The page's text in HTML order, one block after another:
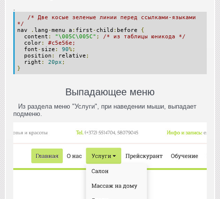
/* Две косые зеленые линии перед ссылками-языками
*/
nav
. lang -menu a : first - child : before {
content : "\005C\005C" ;
/* из таблицы юникода */
color:
#c5e56e;
font - size : 90%;
position : relative ;
right : 20px ;
}
Выпадающее меню
Из раздела меню "Услуги", при наведении мыши, выпадает
подменю.